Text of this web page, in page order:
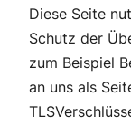
Diese Seite
Schutz der
zum Beispiel
an uns als